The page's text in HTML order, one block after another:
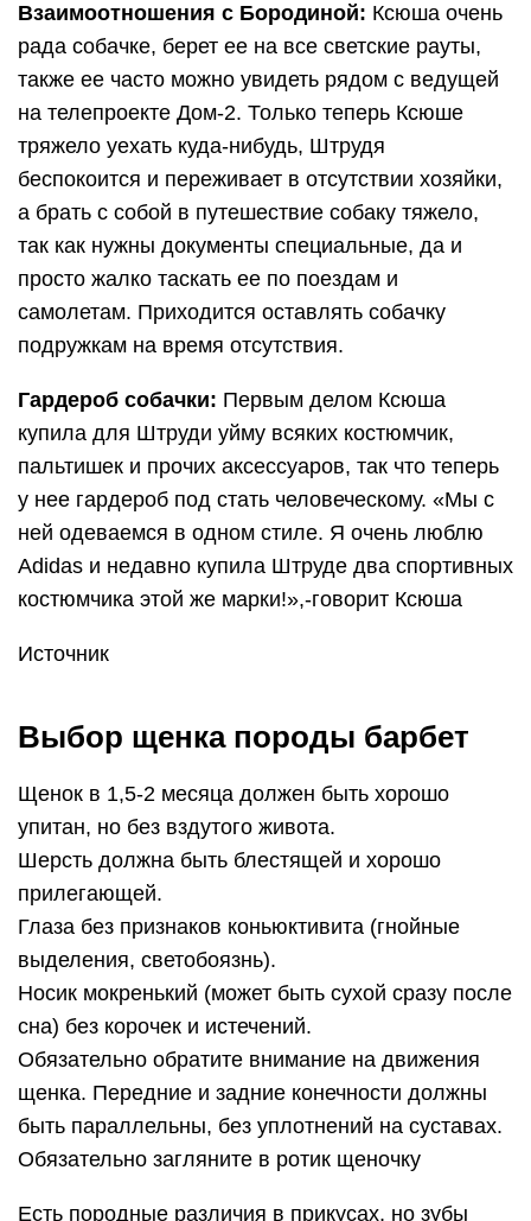
Взаимоотношения с Бородиной: Ксюша очень
рада собачке, берет ее на все светские рауты,
также ее часто можно увидеть рядом с ведущей
на телепроекте Дом-2. Только теперь Ксюше
тряжело уехать куда-нибудь, Штрудя
беспокоится и переживает в отсутствии хозяйки,
а брать с собой в путешествие собаку тяжело,
так как нужны документы специальные, да и
просто жалко таскать ее по поездам и
самолетам. Приходится оставлять собачку
подружкам на время отсутствия.
Гардероб собачки: Первым делом Ксюша
купила для Штруди уйму всяких костюмчик,
пальтишек и прочих аксессуаров, так что теперь
у нее гардероб под стать человеческому. «Мы с
ней одеваемся в одном стиле. Я очень люблю
Adidas и недавно купила Штруде два спортивных
костюмчика этой же марки!»,-говорит Ксюша
Источник
Выбор щенка породы барбет
Щенок в 1,5-2 месяца должен быть хорошо
упитан, но без вздутого живота.
Шерсть должна быть блестящей и хорошо
прилегающей.
Глаза без признаков коньюктивита (гнойные
выделения, светобоязнь).
Носик мокренький (может быть сухой сразу после
сна) без корочек и истечений.
Обязательно обратите внимание на движения
щенка. Передние и задние конечности должны
быть параллельны, без уплотнений на суставах.
Обязательно загляните в ротик щеночку
Есть породные различия в прикусах, но зубы